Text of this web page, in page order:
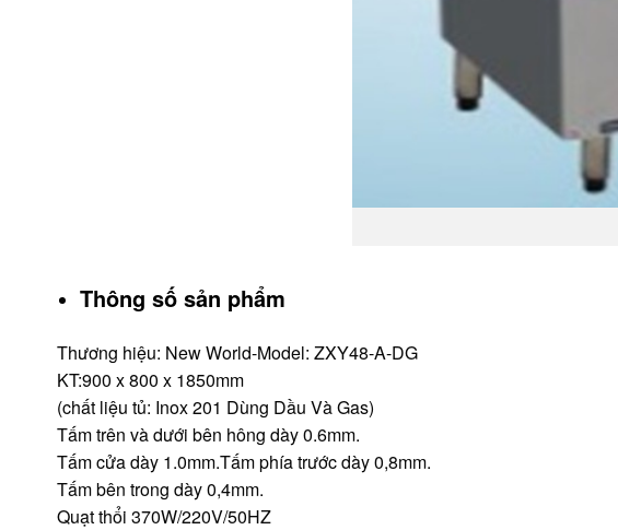
Thông số sản phẩm
Thương hiệu: New World-Model: ZXY48-A-DG
KT:900 x 800 x 1850mm
(chất liệu tủ: Inox 201 Dùng Dầu Và Gas)
Tấm trên và dưới bên hông dày 0.6mm.
Tấm cửa dày 1.0mm.Tấm phía trước dày 0,8mm.
Tấm bên trong dày 0,4mm.
Quạt thổi 370W/220V/50HZ